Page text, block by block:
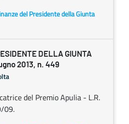
del Presidente della Giunta
DELLA GIUNTA
2013, n. 449
del Premio Apulia - L.R.
09.